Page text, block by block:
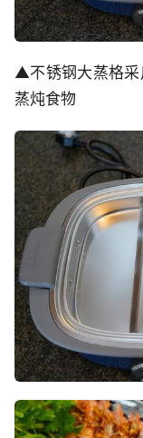
▲不锈钢大蒸格采
蒸炖食物